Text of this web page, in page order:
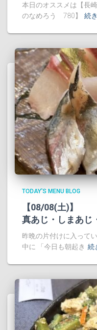
本日のオススメは【長
のなめろう 780】
続
TODAY'S MENU BLOG
【08/08(土)】
真あじ・しまあじ
昨晩の片付けに入って
中に 「今日も朝起き 続